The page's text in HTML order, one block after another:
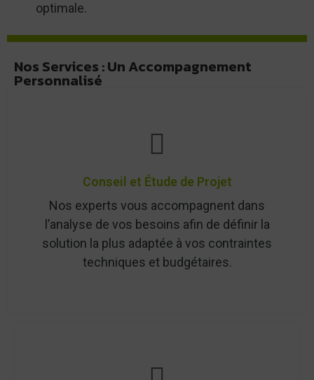
optimale.
Nos Services : Un Accompagnement
Personnalisé
Conseil et Étude de Projet
Nos experts vous accompagnent dans
l’analyse de vos besoins afin de définir la
solution la plus adaptée à vos contraintes
techniques et budgétaires.